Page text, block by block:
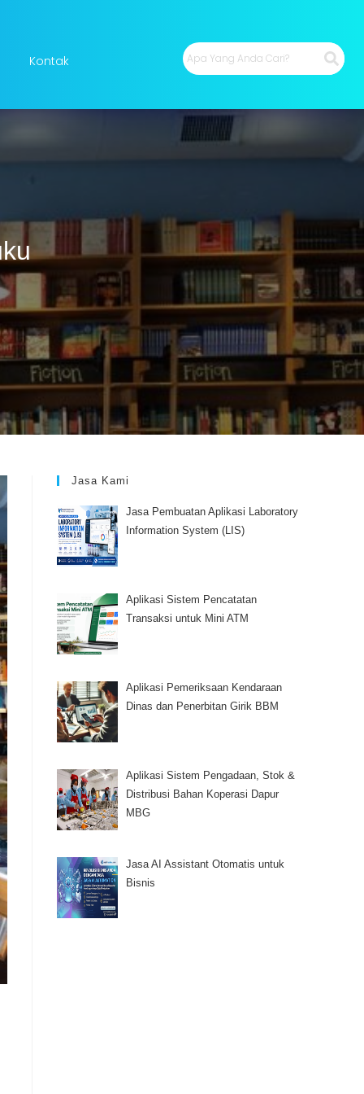
Kontak
Jasa Kami
Jasa Pembuatan Aplikasi Laboratory
Information System (LIS)
Aplikasi Sistem Pencatatan
Transaksi untuk Mini ATM
Aplikasi Pemeriksaan Kendaraan
Dinas dan Penerbitan Girik BBM
Aplikasi Sistem Pengadaan, Stok &
Distribusi Bahan Koperasi Dapur
MBG
Jasa AI Assistant Otomatis untuk
Bisnis